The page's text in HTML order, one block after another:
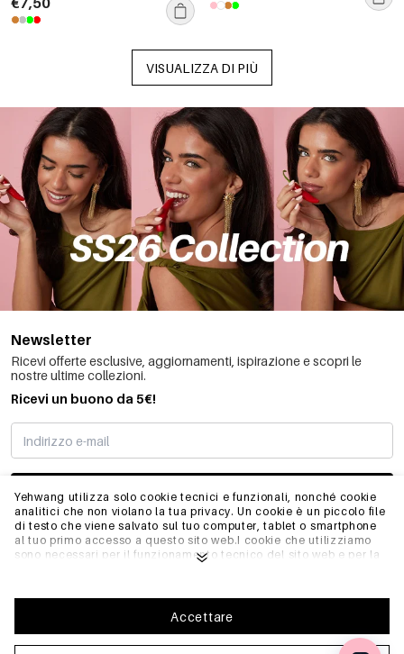
Yehwang utilizza solo cookie tecnici e funzionali, nonché cookie
analitici che non violano la tua privacy. Un cookie è un piccolo file
di testo che viene salvato sul tuo computer, tablet o smartphone
al tuo primo accesso a questo sito web.I cookie che utilizziamo
sono necessari per il funzionamento tecnico del sito web e per la
permettono anche di ottimizzare il nostro sito web.Per garantire
una buona esperienza di navigazione e acquisto su Yehwang, ti
Puoi disiscriverti dai cookie regolando le impostazioni del tuo
Accettare
VISUALIZZA DI PIÙ
Newsletter
Ricevi offerte esclusive, aggiornamenti, ispirazione e scopri le
nostre ultime collezioni.
Ricevi un buono da 5€!
MI STO REGISTRANDO
INFO